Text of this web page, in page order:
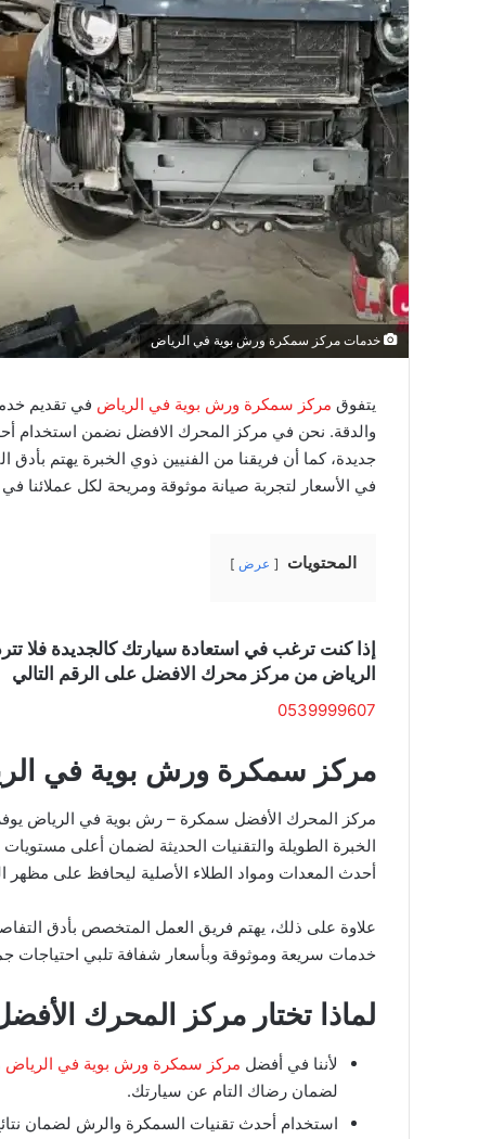
خدمات مركز سمكرة ورش بوية في الرياض
يتفوق مركز سمكرة ورش بوية في الرياض في تقديم
والدقة. نحن في مركز المحرك الافضل نضمن استخدام
جديدة، كما أن فريقنا من الفنيين ذوي الخبرة يهتم بأدق
في الأسعار لتجربة صيانة موثوقة ومريحة لكل عملائنا
المحتويات عرض
إذا كنت ترغب في استعادة سيارتك كالجديدة فلا
الرياض من مركز محرك الافضل على الرقم التالي
0539999607
مركز سمكرة ورش بوية في
مركز المحرك الأفضل سمكرة – رش بوية في الرياض
الخبرة الطويلة والتقنيات الحديثة لضمان أعلى
أحدث المعدات ومواد الطلاء الأصلية ليحافظ على مظهر
علاوة على ذلك، يهتم فريق العمل المتخصص بأدق
خدمات سريعة وموثوقة وبأسعار شفافة تلبي احتياجات
لماذا تختار مركز المحرك
لأننا في أفضل مركز سمكرة ورش بوية في الرياض
لضمان رضاك التام عن سيارتك.
استخدام أحدث تقنيات السمكرة والرش لضمان